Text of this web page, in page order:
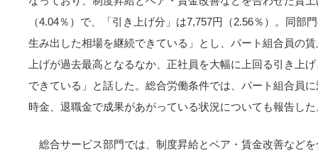
（4.04％）で、「引き上げ分」は7,757円（2.56％）。同部
生み出した相場を継続できている」とし、パート組合員の
上げが過去最高となるなか、正社員を大幅に上回る引き上
できている」と話した。総合労働条件では、パート組合員
時金、退職金で成果があがっている状況についても報告した
総合サービス部門では、制度昇給とベア・賃金改善など